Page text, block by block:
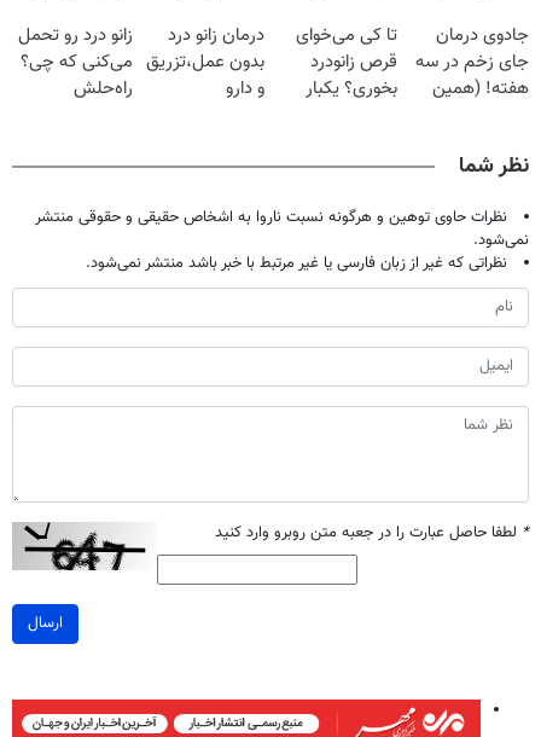
فقط ۲۵ میلیون
خانگی
تحمل میکنی؟❗
جادوی درمان
جای زخم در سه
هفته! (همین
تا کی می‌خوای
قرص زانودرد
بخوری؟ یکبار
درمان زانو درد
بدون عمل،تزریق
و دارو
زانو درد رو تحمل
می‌کنی که چی؟
راه‌حلش
نظر شما
نظرات حاوی توهین و هرگونه نسبت ناروا به اشخاص حقیقی و حقوقی منتشر
نمی‌شود.
نظراتی که غیر از زبان فارسی یا غیر مرتبط با خبر باشد منتشر نمی‌شود.
* لطفا حاصل عبارت را در جعبه متن روبرو وارد کنید
ارسال